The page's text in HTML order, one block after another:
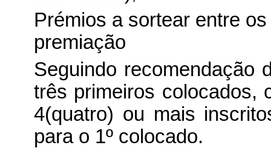
Prémios a sortear entre
premiação
Seguindo recomendação
três primeiros colocados,
4(quatro) ou mais
para o 1º colocado.